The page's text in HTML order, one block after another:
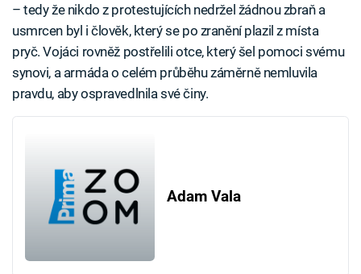
– tedy že nikdo z protestujících nedržel žádnou zbraň a
usmrcen byl i člověk, který se po zranění plazil z místa
pryč. Vojáci rovněž postřelili otce, který šel pomoci svému
synovi, a armáda o celém průběhu záměrně nemluvila
pravdu, aby ospravedlnila své činy.
Adam Vala